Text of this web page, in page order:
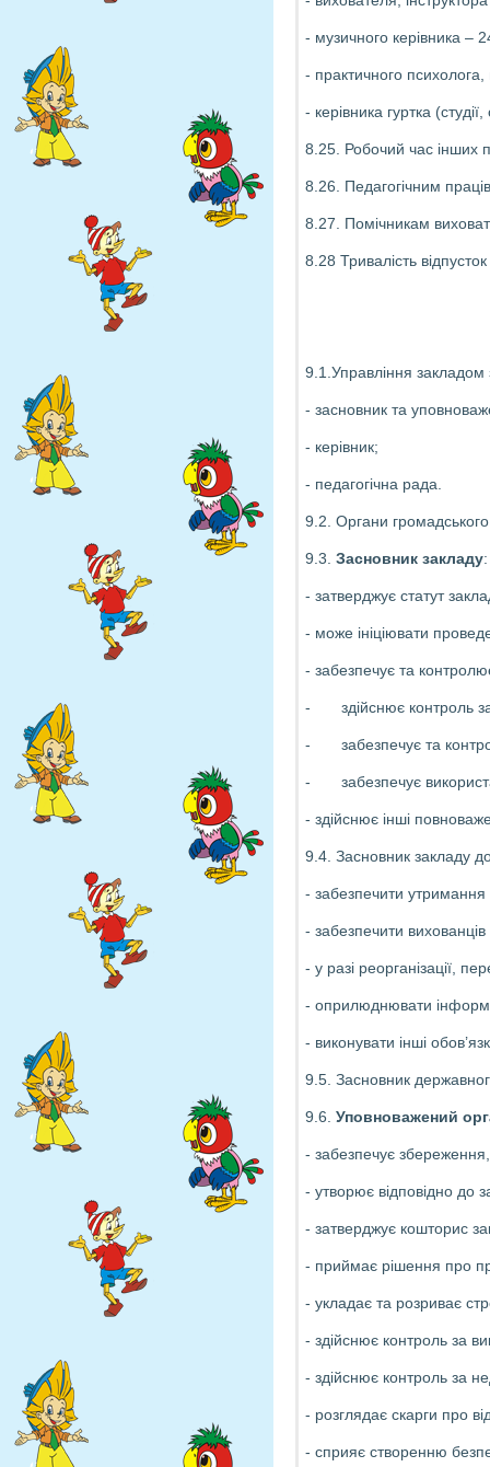
- музичного керівника –
- практичного
- керівника гуртка
8.25. Робочий час інших
8.26. Педагогічним
8.27. Помічникам
8.28 Тривалість
9.1.Управління закладом
- засновник та
- керівник;
- педагогічна рада.
9.2. Органи
9.3. Засновник закладу:
- затверджує статут
- може ініціювати
- забезпечує та
- здійснює контроль за
- забезпечує та
- забезпечує
- здійснює інші
9.4. Засновник закладу
- забезпечити утримання
- забезпечити вихованців
- у разі реорганізації,
- оприлюднювати
- виконувати інші
9.5. Засновник
9.6. Уповноважений
- забезпечує
- утворює відповідно до
- затверджує кошторис
- приймає рішення про
- укладає та розриває
- здійснює контроль за
- здійснює контроль за
- розглядає скарги про
- сприяє створенню